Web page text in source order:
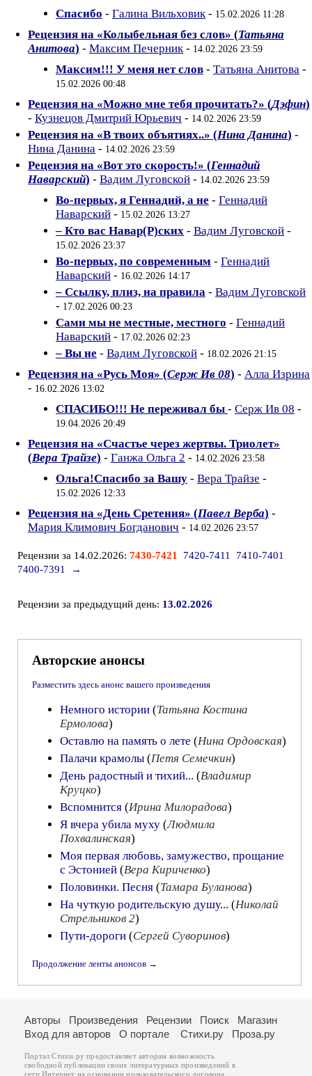
Спасибо - Галина Вильховик- 15.02.2026 11:28
Рецензия на «Колыбельная без слов» (Татьяна
Анитова) - Максим Печерник- 14.02.2026 23:59
Максим!!! У меня нет слов - Татьяна Анитова -
15.02.2026 00:48
Рецензия на «Можно мне тебя прочитать?» (Дэфин)
- Кузнецов Дмитрий Юрьевич - 14.02.2026 23:59
Рецензия на «В твоих объятиях..» (Нина Данина) -
Нина Данина - 14.02.2026 23:59
Рецензия на «Вот это скорость!» (Геннадий
Наварский) - Вадим Луговской - 14.02.2026 23:59
Во-первых, я Геннадий, а не - Геннадий
Наварский - 15.02.2026 13:27
– Кто вас Навар(Р)ских - Вадим Луговской -
15.02.2026 23:37
Во-первых, по современным - Геннадий
Наварский - 16.02.2026 14:17
– Ссылку, плиз, на правила - Вадим Луговской
- 17.02.2026 00:23
Сами мы не местные, местного - Геннадий
Наварский - 17.02.2026 02:23
– Вы не - Вадим Луговской - 18.02.2026 21:15
Рецензия на «Русь Моя» (Серж Ив 08) - Алла Изрина
- 16.02.2026 13:02
СПАСИБО!!! Не переживал бы - Серж Ив 08 -
19.04.2026 20:49
Рецензия на «Счастье через жертвы. Триолет»
(Вера Трайзе) - Ганжа Ольга 2 - 14.02.2026 23:58
Ольга!Спасибо за Вашу - Вера Трайзе -
15.02.2026 12:33
Рецензия на «День Сретения» (Павел Верба) -
Мария Климович Богданович - 14.02.2026 23:57
Рецензии за 14.02.2026: 7430-7421 7420-7411
7410-7401
7400-7391
→
Рецензии за предыдущий день: 13.02.2026
Авторские анонсы
Разместить здесь анонс вашего произведения
Немного истории (Татьяна Костина
Ермолова)
Оставлю на память о лете (Нина Ордовская)
Палачи крамолы (Петя Семечкин)
День радостный и тихий... (Владимир
Круцко)
Вспомнится (Ирина Милорадова)
Я вчера убила муху (Людмила
Похвалинская)
Моя первая любовь, замужество, прощание
с Эстонией (Вера Кириченко)
Половинки. Песня (Тамара Буланова)
На чуткую родительскую душу... (Николай
Стрельников 2)
Пути-дороги (Сергей Суворинов)
Продолжение ленты анонсов →
Авторы Произведения Рецензии Поиск
Магазин
Вход для авторов
О портале Стихи.ру Проза.ру
Портал Стихи.ру предоставляет авторам возможность
свободной публикации своих литературных произведений в
сети Интернет на основаниипользовательского договора